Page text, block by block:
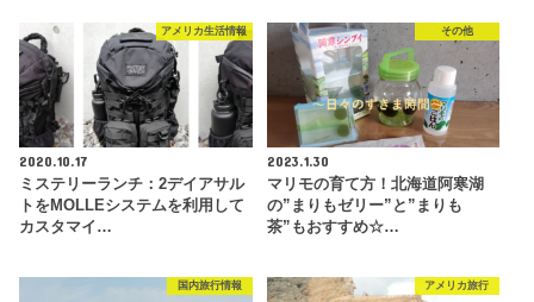
アメリカ生活情報
2020.10.17
ミステリーランチ：2デイアサル
トをMOLLEシステムを利用して
カスタマイ…
その他
2023.1.30
マリモの育て方！北海道阿寒湖
の”まりもゼリー”と”まりも
茶”もおすすめ☆…
国内旅行情報 アメリカ旅行